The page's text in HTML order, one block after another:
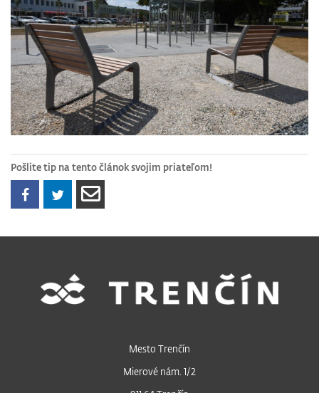
Pošlite tip na tento článok svojim priateľom!
Mesto Trenčín
Mierové nám. 1/2